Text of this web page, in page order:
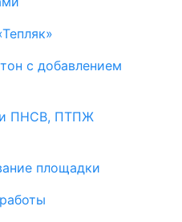
с добавлением
ПНСВ, ПТПЖ
площадки